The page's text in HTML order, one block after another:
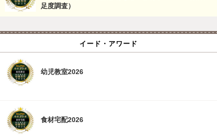
足度調査）
イード・アワード
幼児教室2026
食材宅配2026